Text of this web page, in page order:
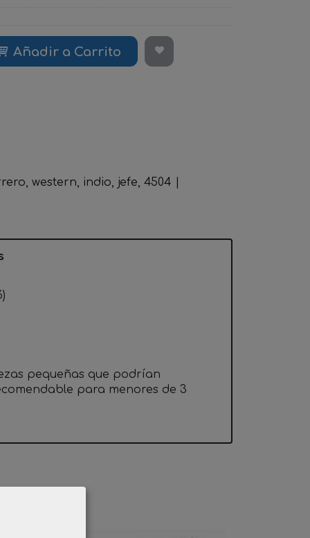
Añadir a Carrito
western indio jefe 4504
pequeñas que podrían
para menores de 3